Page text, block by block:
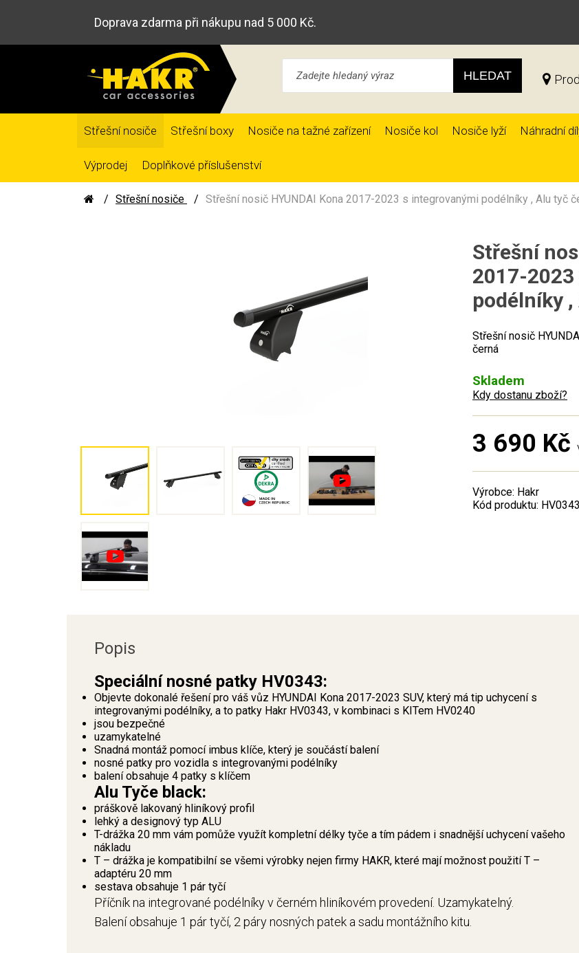
Doprava zdarma při nákupu nad 5 000 Kč.
HLEDAT
Střešní nosiče Střešní boxy Nosiče na tažné zařízení Nosiče kol Nosiče lyží Náhradní
Výprodej Doplňkové příslušenství
Střešní nosiče Střešní nosič HYUNDAI Kona 2017-2023 s integrovanými podélníky , Alu tyč
Střešní
2017-
podélníky
Střešní nosič
černá
Skladem
Kdy dostanu zboží?
3 690 Kč
Výrobce: Hakr
Kód produktu:
Popis
Speciální nosné patky HV0343:
Objevte dokonalé řešení pro váš vůz HYUNDAI Kona 2017-2023 SUV, který má tip uchycení s
integrovanými podélníky, a to patky Hakr HV0343, v kombinaci s KITem HV0240
jsou bezpečné
uzamykatelné
Snadná montáž pomocí imbus klíče, který je součástí balení
nosné patky pro vozidla s integrovanými podélníky
balení obsahuje 4 patky s klíčem
Alu Tyče black:
práškově lakovaný hliníkový profil
lehký a designový typ ALU
T-drážka 20 mm vám pomůže využít kompletní délky tyče a tím pádem i snadnější uchycení vašeho
nákladu
T – drážka je kompatibilní se všemi výrobky nejen firmy HAKR, které mají možnost použití T –
adaptéru 20 mm
sestava obsahuje 1 pár tyčí
Příčník na integrované podélníky v černém hliníkovém provedení. Uzamykatelný.
Balení obsahuje 1 pár tyčí, 2 páry nosných patek a sadu montážního kitu.